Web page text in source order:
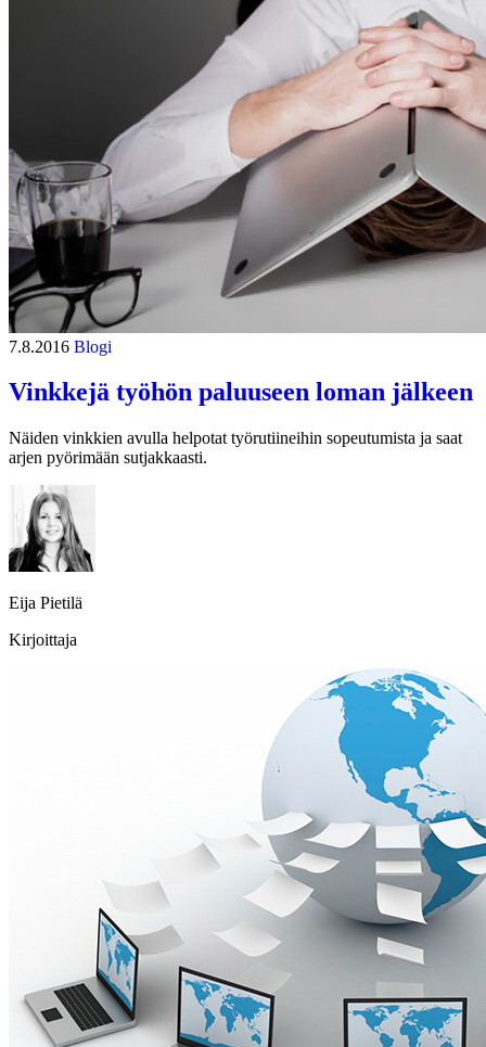
7.8.2016 Blogi
Vinkkejä työhön paluuseen loman jälkeen
Näiden vinkkien avulla helpotat työrutiineihin sopeutumista ja saat
arjen pyörimään sutjakkaasti.
Eija Pietilä
Kirjoittaja